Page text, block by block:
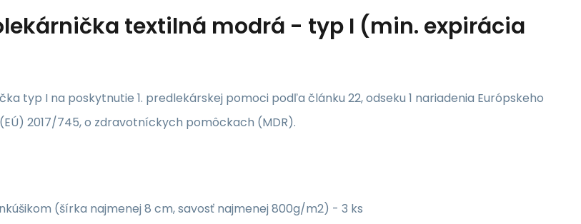
textilná modrá - typ I (min. expirácia
typ I na poskytnutie 1. predlekárskej pomoci podľa článku 22, odseku 1 nariadenia Európskeho
2017/745, o zdravotníckych pomôckach (MDR).
(šírka najmenej 8 cm, savosť najmenej 800g/m2) - 3 ks